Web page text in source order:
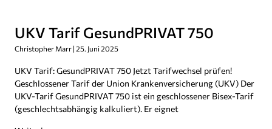
UKV Tarif GesundPRIVAT 750
Christopher Marr 25. Juni 2025
UKV Tarif: GesundPRIVAT 750 Jetzt Tarifwechsel prüfen!
Geschlossener Tarif der Union Krankenversicherung (UKV) Der
UKV-Tarif GesundPRIVAT 750 ist ein geschlossener Bisex-Tarif
(geschlechtsabhängig kalkuliert). Er eignet